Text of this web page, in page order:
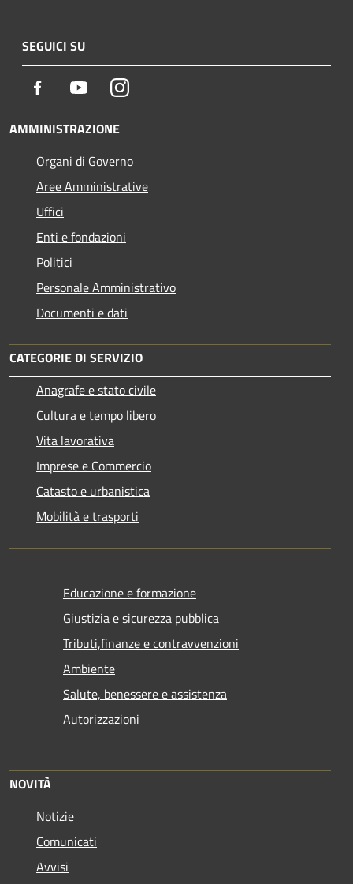
SEGUICI SU
Facebook YoutubeInstagram
AMMINISTRAZIONE
Organi di Governo
Aree Amministrative
Uffici
Enti e fondazioni
Politici
Personale Amministrativo
Documenti e dati
CATEGORIE DI SERVIZIO
Anagrafe e stato civile
Cultura e tempo libero
Vita lavorativa
Imprese e Commercio
Catasto e urbanistica
Mobilità e trasporti
Educazione e formazione
Giustizia e sicurezza pubblica
Tributi,finanze e contravvenzioni
Ambiente
Salute, benessere e assistenza
Autorizzazioni
NOVITÀ
Notizie
Comunicati
Avvisi